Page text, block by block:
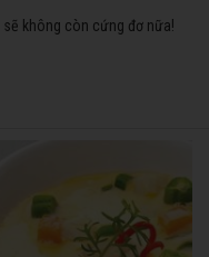
không còn cứng đơ nữa!